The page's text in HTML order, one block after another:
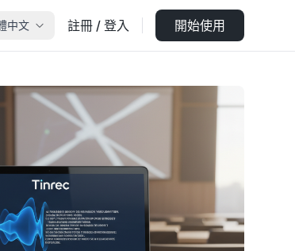
中文 註冊 / 登入 開始使用